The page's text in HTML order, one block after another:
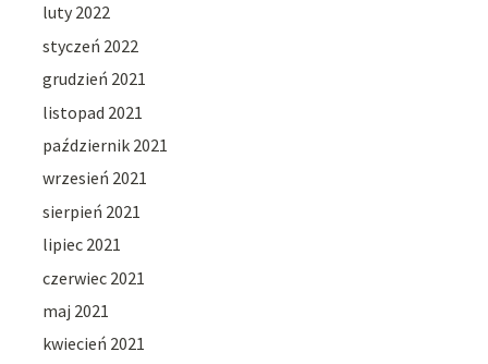
luty 2022
styczeń 2022
grudzień 2021
listopad 2021
październik 2021
wrzesień 2021
sierpień 2021
lipiec 2021
czerwiec 2021
maj 2021
kwiecień 2021